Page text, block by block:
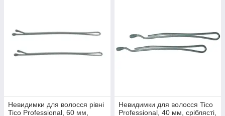
Невидимки для волосся рівні
Tico Professional, 60 мм,
Невидимки для волосся Tico
Professional, 40 мм, сріблясті,